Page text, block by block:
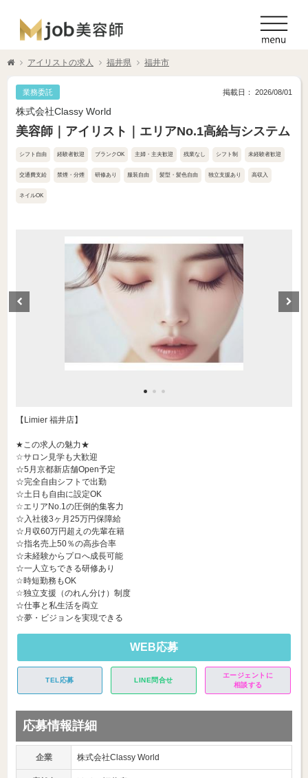
アイリストの求人 福井県 福井市
業務委託 掲載日： 2026/08/01
株式会社Classy World
美容師｜アイリスト｜エリアNo.1高給与システム
シフト自由 経験者歓迎 ブランクOK 主婦・主夫歓迎 残業なし シフト制 未経験者歓迎
交通費支給 禁煙・分煙 研修あり 服装自由 髪型・髪色自由 独立支援あり 高収入
ネイルOK
【Limier 福井店】
★この求人の魅力★
☆サロン見学も大歓迎
☆5月京都新店舗Open予定
☆完全自由シフトで出勤
☆土日も自由に設定OK
☆エリアNo.1の圧倒的集客力
☆入社後3ヶ月25万円保障給
☆月収60万円超えの先輩在籍
☆指名売上50％の高歩合率
☆未経験からプロへ成長可能
☆一人立ちできる研修あり
☆時短勤務もOK
☆独立支援（のれん分け）制度
☆仕事と私生活を両立
☆夢・ビジョンを実現できる
WEB応募
TEL応募 LINE問合せ
エージェントに
相談する
応募情報詳細
企業 株式会社Classy World